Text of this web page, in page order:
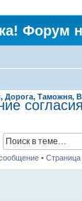
Форум
Таможня,
• Страница